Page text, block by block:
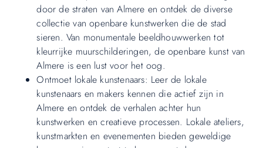
door de straten van Almere en ontdek de diverse
collectie van openbare kunstwerken die de stad
sieren. Van monumentale beeldhouwwerken tot
kleurrijke muurschilderingen, de openbare kunst van
Almere is een lust voor het oog.
Ontmoet lokale kunstenaars: Leer de lokale
kunstenaars en makers kennen die actief zijn in
Almere en ontdek de verhalen achter hun
kunstwerken en creatieve processen. Lokale ateliers,
kunstmarkten en evenementen bieden geweldige